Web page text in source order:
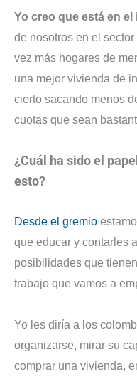
Yo creo que está en
de nosotros en el
vez más hogares de
una mejor vivienda de
cierto sacando menos
cuotas que sean
¿Cuál ha sido el
esto?
Desde el gremio
que educar y contarles
posibilidades que
trabajo que vamos a
Yo les diría a los
organizarse, mirar su
comprar una vivienda,